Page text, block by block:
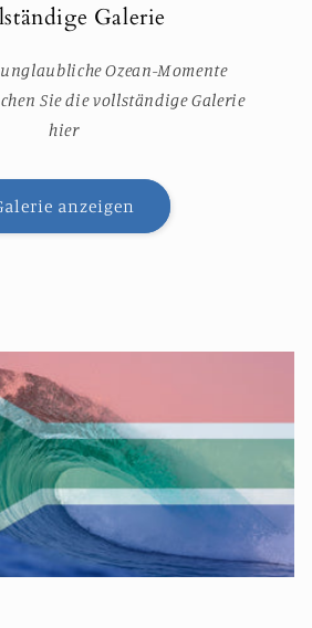
Galerie
Ozean-Momente
Sie die vollständige Galerie
hier
anzeigen